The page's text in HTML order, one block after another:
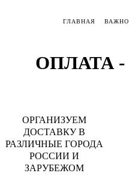
ГЛАВНАЯ ВАЖНО
ОПЛАТА -
ОРГАНИЗУЕМ
ДОСТАВКУ В
РАЗЛИЧНЫЕ ГОРОДА
РОССИИ И
ЗАРУБЕЖОМ